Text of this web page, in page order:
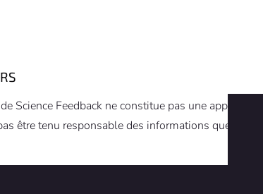
Science Feedback ne constitue pas une
être tenu responsable des informations que les